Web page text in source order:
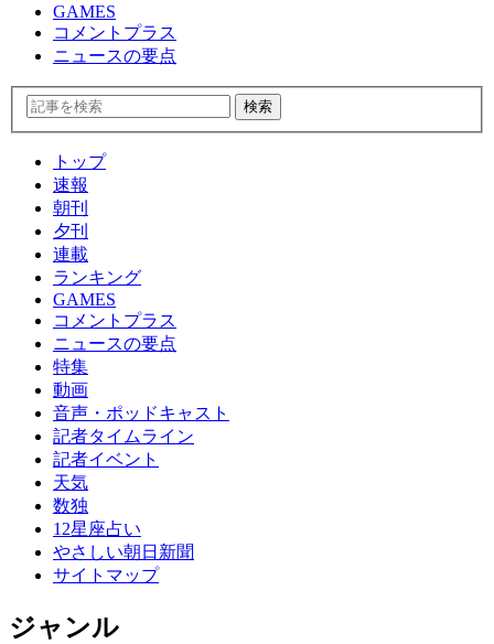
GAMES
コメントプラス
ニュースの要点
トップ
速報
朝刊
夕刊
連載
ランキング
GAMES
コメントプラス
ニュースの要点
特集
動画
音声・ポッドキャスト
記者タイムライン
記者イベント
天気
数独
12星座占い
やさしい朝日新聞
サイトマップ
ジャンル